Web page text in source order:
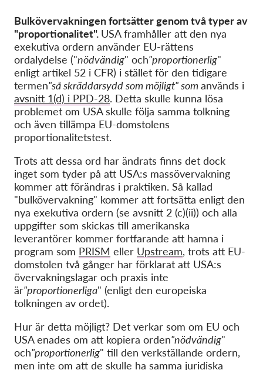
Bulkövervakningen fortsätter genom två typer av
"proportionalitet". USA framhåller att den nya
exekutiva ordern använder EU-rättens
ordalydelse ("nödvändig" och"proportionerlig"
enligt artikel 52 i CFR) i stället för den tidigare
termen"så skräddarsydd som möjligt" som används i
avsnitt 1(d) i PPD-28. Detta skulle kunna lösa
problemet om USA skulle följa samma tolkning
och även tillämpa EU-domstolens
proportionalitetstest.
Trots att dessa ord har ändrats finns det dock
inget som tyder på att USA:s massövervakning
kommer att förändras i praktiken. Så kallad
"bulkövervakning" kommer att fortsätta enligt den
nya exekutiva ordern (se avsnitt 2 (c)(ii)) och alla
uppgifter som skickas till amerikanska
leverantörer kommer fortfarande att hamna i
program som PRISM eller Upstream, trots att EU-
domstolen två gånger har förklarat att USA:s
övervakningslagar och praxis inte
är"proportionerliga" (enligt den europeiska
tolkningen av ordet).
Hur är detta möjligt? Det verkar som om EU och
USA enades om att kopiera orden"nödvändig"
och"proportionerlig" till den verkställande ordern,
men inte om att de skulle ha samma juridiska